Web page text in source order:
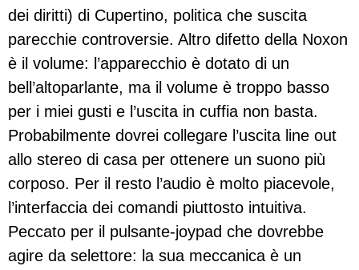
dei diritti) di Cupertino, politica che suscita
parecchie controversie. Altro difetto della Noxon
è il volume: l’apparecchio è dotato di un
bell’altoparlante, ma il volume è troppo basso
per i miei gusti e l’uscita in cuffia non basta.
Probabilmente dovrei collegare l’uscita line out
allo stereo di casa per ottenere un suono più
corposo. Per il resto l’audio è molto piacevole,
l’interfaccia dei comandi piuttosto intuitiva.
Peccato per il pulsante-joypad che dovrebbe
agire da selettore: la sua meccanica è un